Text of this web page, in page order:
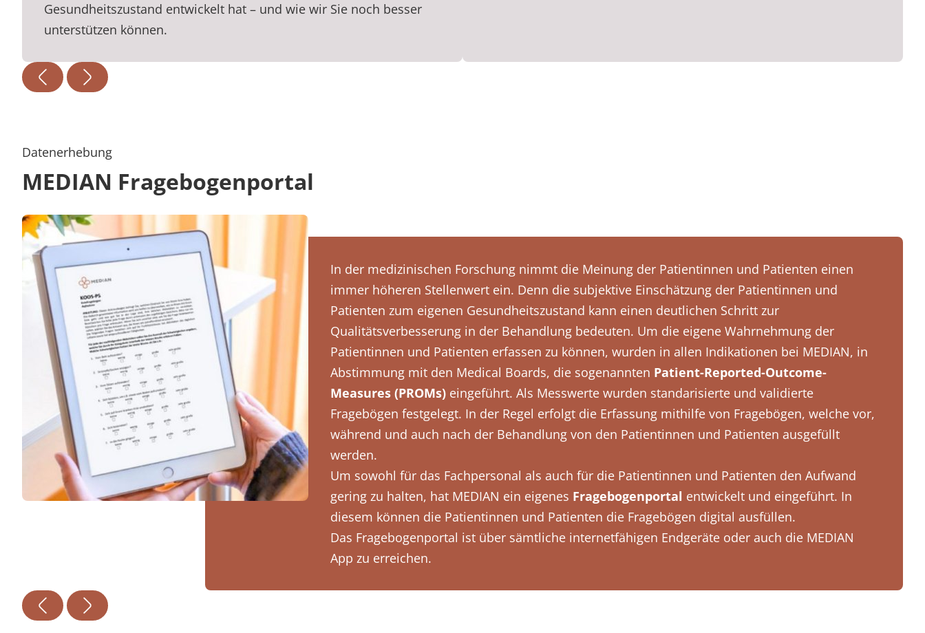
Gesundheitszustand entwickelt hat – und wie wir Sie noch besser
unterstützen können.
Datenerhebung
MEDIAN Fragebogenportal
In der medizinischen Forschung nimmt die Meinung der Patientinnen und Patienten einen
immer höheren Stellenwert ein. Denn die subjektive Einschätzung der Patientinnen und
Patienten zum eigenen Gesundheitszustand kann einen deutlichen Schritt zur
Qualitätsverbesserung in der Behandlung bedeuten. Um die eigene Wahrnehmung der
Patientinnen und Patienten erfassen zu können, wurden in allen Indikationen bei MEDIAN, in
Abstimmung mit den Medical Boards, die sogenannten Patient-Reported-Outcome-
Measures (PROMs) eingeführt. Als Messwerte wurden standarisierte und validierte
Fragebögen festgelegt. In der Regel erfolgt die Erfassung mithilfe von Fragebögen, welche vor,
während und auch nach der Behandlung von den Patientinnen und Patienten ausgefüllt
werden.
Um sowohl für das Fachpersonal als auch für die Patientinnen und Patienten den Aufwand
gering zu halten, hat MEDIAN ein eigenes Fragebogenportal entwickelt und eingeführt. In
diesem können die Patientinnen und Patienten die Fragebögen digital ausfüllen.
Das Fragebogenportal ist über sämtliche internetfähigen Endgeräte oder auch die MEDIAN
App zu erreichen.